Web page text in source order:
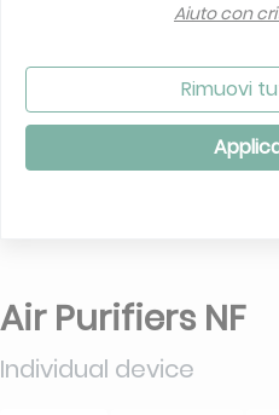
Aiuto con
Rimuovi
Air Purifiers NF
Individual device